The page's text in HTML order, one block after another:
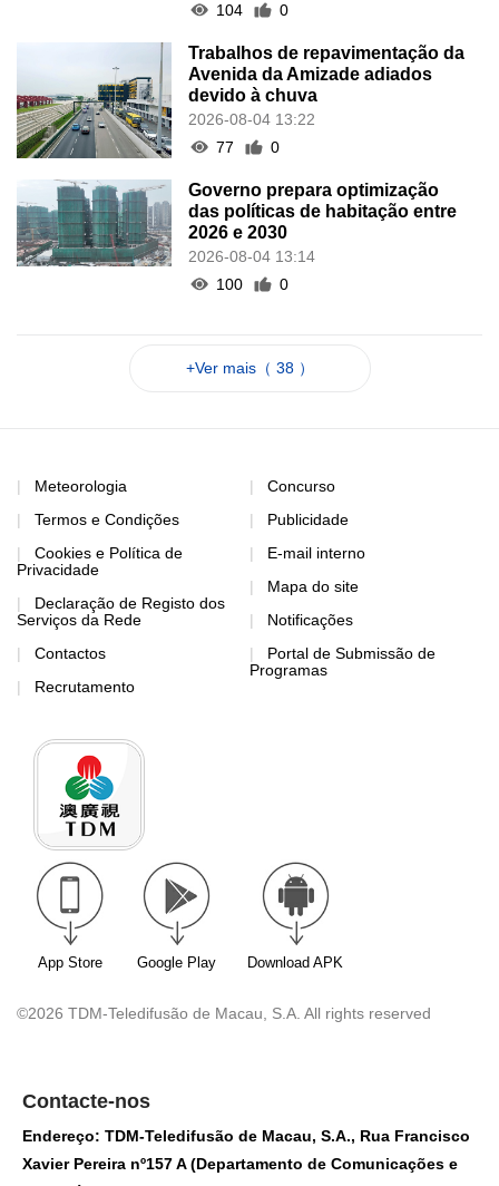
104
0
Trabalhos de repavimentação da
Avenida da Amizade adiados
devido à chuva
2026-08-04 13:22
77
0
Governo prepara optimização
das políticas de habitação entre
2026 e 2030
2026-08-04 13:14
100
0
+Ver mais（ 38 ）
Meteorologia
Termos e Condições
Cookies e Política de
Privacidade
Declaração de Registo dos
Serviços da Rede
Contactos
Recrutamento
Concurso
Publicidade
E-mail interno
Mapa do site
Notificações
Portal de Submissão de
Programas
App Store Google Play Download APK
©2026 TDM-Teledifusão de Macau, S.A. All rights reserved
Contacte-nos
Endereço: TDM-Teledifusão de Macau, S.A., Rua Francisco
Xavier Pereira nº157 A (Departamento de Comunicações e